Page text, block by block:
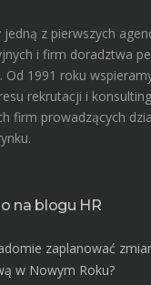
jedną z pierwszych
i firm doradztwa
Od 1991 roku
rekrutacji i
firm prowadzących
na blogu HR
zaplanować
w Nowym Roku?